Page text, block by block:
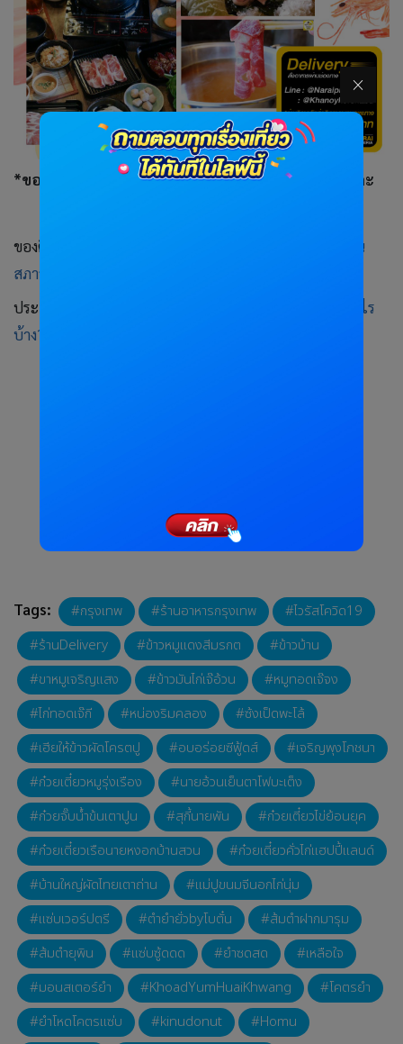
*ขอขอบคุณรูปภาพจาก Facebook ของแต่ละร้านนะคะ
ของติดบ้านที่ต้องมี :
10 สิ่งของกิน-ของใช้ที่ต้องมีติดบ้านใน
สภาวะฉุกเฉิน
ประกันไวรัส :
ประกันโควิด-19 ทำแบบไหนดี? คุ้มครองอะไร
บ้าง?
Tags: กรุงเทพ ร้านอาหารกรุงเทพ
ไวรัสโควิด19
ร้านDelivery
ข้าวหมูแดงสีมรกต
ข้าวบ้าน
ขาหมูเจริญแสง
ข้าวมันไก่เจ๊อ้วน
หมูทอดเจ๊จง
ไก่ทอดเจ๊กี
หน่องริมคลอง
ซ้งเป็ดพะโล้
เฮียให้ข้าวผัดโครตปู
อบอร่อยซีฟู้ดส์
เจริญพุงโภชนา
ก๋วยเตี๋ยวหมูรุ่งเรือง
นายอ้วนเย็นตาโฟบะเต็ง
ก๋วยจั๊บน้ำข้นเตาปูน
สุกี้นายพัน
ก๋วยเตี๋ยวไข่ย้อนยุค
ก๋วยเตี๋ยวเรือนายหงอกบ้านสวน
ก๋วยเตี๋ยวคั่วไก่แฮปปี้แลนด์
บ้านใหญ่ผัดไทยเตาถ่าน
แม่ปูขนมจีนอกไก่นุ่ม
แซ่บเวอร์ปตรี
ตำยำยั่วbyโบตั๋น
ส้มตำฝากมารุม
ส้มตำยุพิน
แซ่บซู้ดดด ยำซดสด
เหลือใจ
มอนสเตอร์ยำ
KhoadYumHuaiKhwang
โคตรยำ
ยำโหดโคตรแซ่บ
kinudonut
Homu